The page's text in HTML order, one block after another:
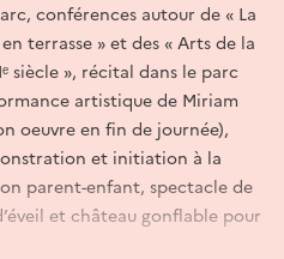
conférences autour de « La
terrasse » et des « Arts de la
siècle », récital dans le parc
artistique de Miriam
oeuvre en fin de journée),
et initiation à la
parent-enfant, spectacle de
et château gonflable pour